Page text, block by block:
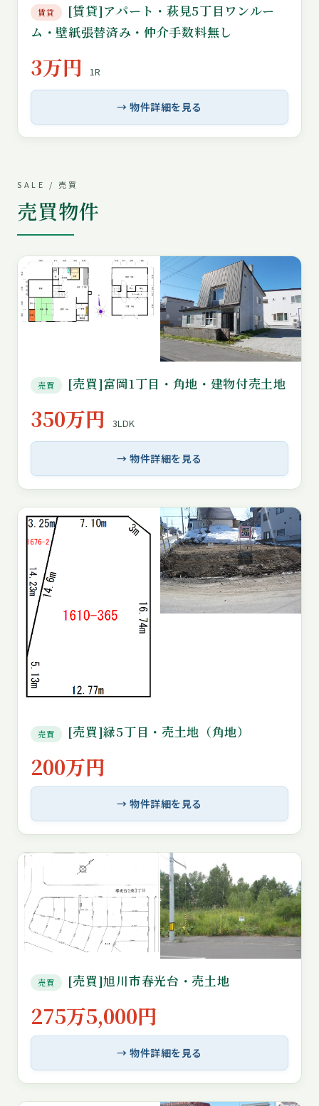
賃貸
[賃貸]アパート・萩見5丁目ワンルー
ム・壁紙張替済み・仲介手数料無し
3万円 1R
→ 物件詳細を見る
SALE / 売買
売買物件
売買 [売買]富岡1丁目・角地・建物付売土地
350万円 3LDK
→ 物件詳細を見る
売買 [売買]緑5丁目・売土地（角地）
200万円
→ 物件詳細を見る
売買 [売買]旭川市春光台・売土地
275万5,000円
→ 物件詳細を見る